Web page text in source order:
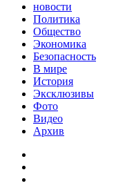
новости
Политика
Общество
Экономика
Безопасность
В мире
История
Эксклюзивы
Фото
Видео
Архив